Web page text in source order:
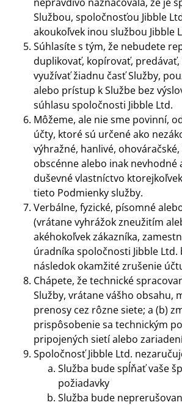
Službou, spoločnosťou Jibble
akoukoľvek inou službou Jibble
Súhlasíte s tým, že nebudete
duplikovať, kopírovať,
využívať žiadnu časť Služby,
alebo prístup k Službe bez
súhlasu spoločnosti Jibble Ltd.
Môžeme, ale nie sme povinní,
účty, ktoré sú určené ako
výhražné, hanlivé,
obscénne alebo inak nevhodné
duševné vlastníctvo
tieto Podmienky služby.
Verbálne, fyzické, písomné
(vrátane vyhrážok zneužitím
akéhokoľvek zákazníka,
úradníka spoločnosti Jibble Ltd.
následok okamžité zrušenie
Chápete, že technické
Služby, vrátane vášho obsahu,
prenosy cez rôzne siete; a (b)
prispôsobenie sa technickým
pripojených sietí alebo
Spoločnosť Jibble Ltd.
Služba bude spĺňať vaše
požiadavky
Služba bude